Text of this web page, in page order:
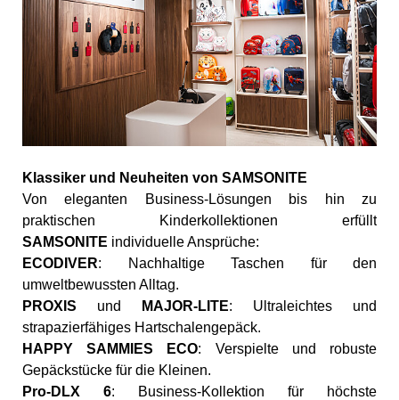
Klassiker und Neuheiten von SAMSONITE
Von eleganten Business-Lösungen bis hin zu
praktischen Kinderkollektionen erfüllt
SAMSONITE individuelle Ansprüche:
ECODIVER: Nachhaltige Taschen für den
umweltbewussten Alltag.
PROXIS und MAJOR-LITE: Ultraleichtes und
strapazierfähiges Hartschalengepäck.
HAPPY SAMMIES ECO: Verspielte und robuste
Gepäckstücke für die Kleinen.
Pro-DLX 6: Business-Kollektion für höchste